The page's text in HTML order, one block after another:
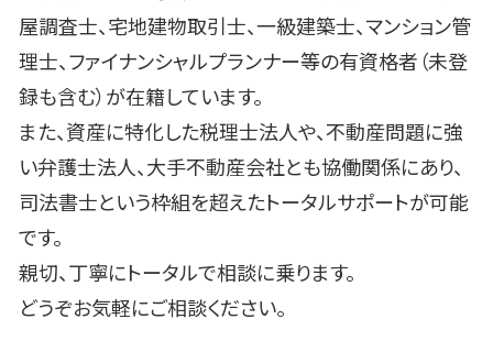
屋調査士、宅地建物取引士、一級建築士、マンション管
理士、ファイナンシャルプランナー等の有資格者（未登
録も含む）が在籍しています。
また、資産に特化した税理士法人や、不動産問題に強
い弁護士法人、大手不動産会社とも協働関係にあり、
司法書士という枠組を超えたトータルサポートが可能
です。
親切、丁寧にトータルで相談に乗ります。
どうぞお気軽にご相談ください。